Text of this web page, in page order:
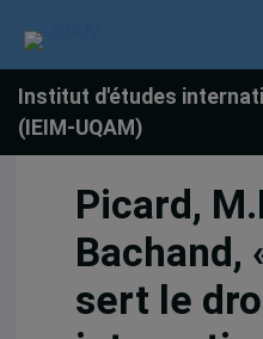
Institut d'études
(IEIM-UQAM)
Picard,
Bachand,
sert le